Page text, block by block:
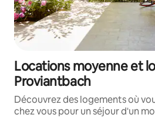
Locations moyenne et
Proviantbach
Découvrez des logements où
chez vous pour un séjour d'un